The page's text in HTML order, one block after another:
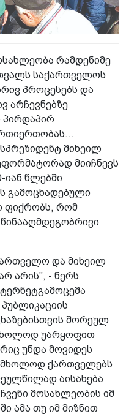
რამდენიმე
საქართველოს
პროცესებს და
არჩევნებზე
პირდაპირ
მიხეილ
მიიჩნევს
იან წლებში
გამოცხადებული
ფიქრობს, რომ
და მიხეილ
არის", - წერს
პუბლიკაციის
შორეულ
უარყოფით
უნდა მოვიდეს
მხოლოდ ქართველებს
აისახება
მოსახლეობის იმ
ამა თუ იმ მიზნით